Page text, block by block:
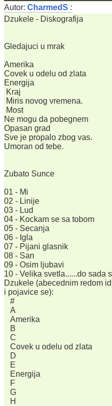
Autor: CharmedS :
Dzukele - Diskografija
Gledajuci u mrak
Amerika
Covek u odelu od zlata
Energija
Kraj
Miris novog vremena.
Most
Ne mogu da pobegnem
Opasan grad
Sve je propalo zbog vas.
Umoran od tebe.
Zubato Sunce
01 - Mi
02 - Linije
03 - Lud
04 - Kockam se sa tobom
05 - Secanja
06 - Igla
07 - Pijani glasnik
08 - San
09 - Osim ljubavi
10 - Velika svetla......do sada
Dzukele (abecednim redom
i pojavice se):
#
A
Amerika
B
C
Covek u odelu od zlata
D
E
Energija
F
G
H